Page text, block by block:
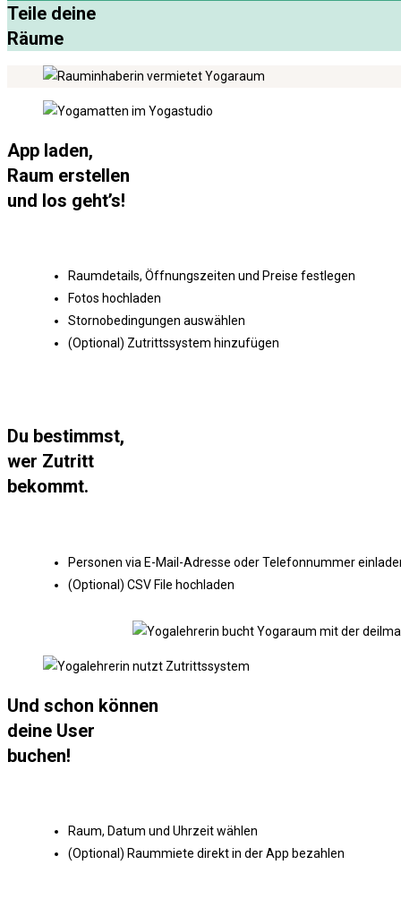
Teile deine
Räume
App laden,
Raum erstellen
und los geht’s!
Raumdetails, Öffnungszeiten und Preise festlegen
Fotos hochladen
Stornobedingungen auswählen
(Optional) Zutrittssystem hinzufügen
Du bestimmst,
wer Zutritt
bekommt.
Personen via E-Mail-Adresse oder Telefonnummer
(Optional) CSV File hochladen
Und schon können
deine User
buchen!
Raum, Datum und Uhrzeit wählen
(Optional) Raummiete direkt in der App bezahlen